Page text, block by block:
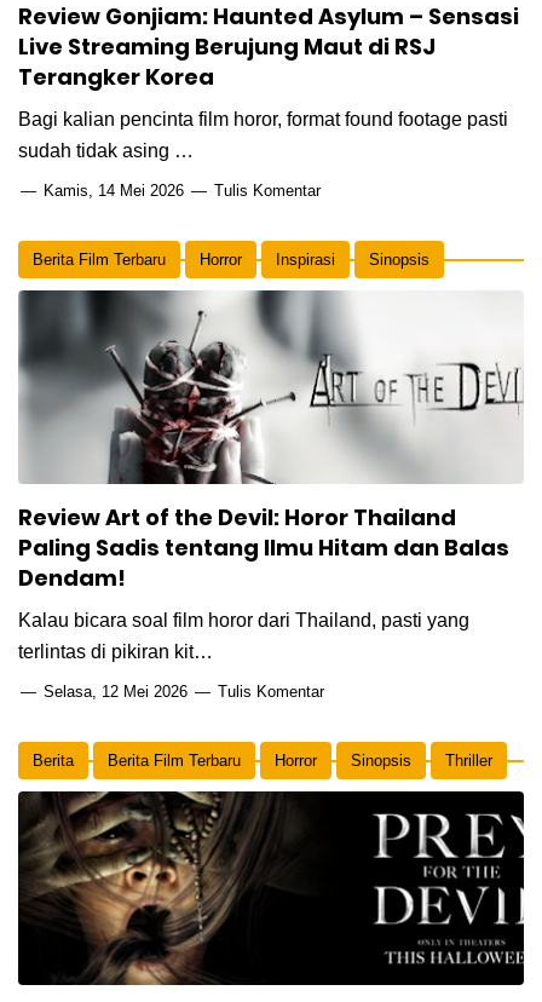
Review Gonjiam: Haunted Asylum – Sensasi
Live Streaming Berujung Maut di RSJ
Terangker Korea
Bagi kalian pencinta film horor, format found footage pasti
sudah tidak asing …
Kamis, 14 Mei 2026 Tulis Komentar
Berita Film Terbaru Horror Inspirasi Sinopsis
Review Art of the Devil: Horor Thailand
Paling Sadis tentang Ilmu Hitam dan Balas
Dendam!
Kalau bicara soal film horor dari Thailand, pasti yang
terlintas di pikiran kit…
Selasa, 12 Mei 2026 Tulis Komentar
Berita Berita Film Terbaru Horror Sinopsis Thriller